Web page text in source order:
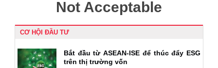
CƠ HỘI ĐẦU TƯ
Bắt đầu từ ASEAN-ISE để thúc đẩy ESG
trên thị trường vốn